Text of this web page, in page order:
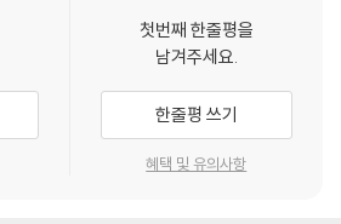
첫번째 한줄평을
남겨주세요.
한줄평 쓰기
혜택 및 유의사항